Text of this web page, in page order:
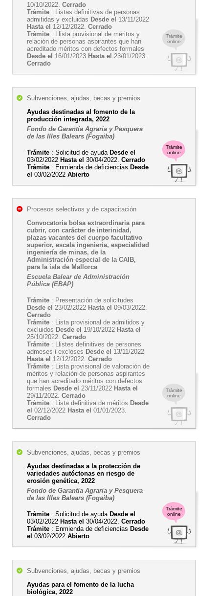
Trámite
online
10/10/2022. Cerrado
Trámite : Listas definitivas de personas
admitidas y excluidas Desde el 13/11/2022
Hasta el 12/12/2022. Cerrado
Trámite : Llista provisional de méritos y
relación de personas aspirantes que han
acreditado méritos con defectos formales
Desde el 16/01/2023 Hasta el 23/01/2023.
Cerrado
Trámite
online
Subvenciones, ajudas, becas y premios
Ayudas destinadas al fomento de la
producción integrada, 2022
Fondo de Garantía Agraria y Pesquera
de las Illes Balears (Fogaiba)
Trámite : Solicitud de ayuda Desde el
03/02/2022 Hasta el 30/04/2022. Cerrado
Trámite : Enmienda de deficiencias Desde
el 03/02/2022 Abierto
Trámite
online
Procesos selectivos y de capacitación
Convocatoria bolsa extraordinaria para
cubrir, con carácter de interinidad,
plazas vacantes del cuerpo facultativo
superior, escala ingeniería, especialidad
ingeniería de minas, de la
Administración especial de la CAIB,
para la isla de Mallorca
Escuela Balear de Administración
Pública (EBAP)
Trámite : Presentación de solicitudes
Desde el 23/02/2022 Hasta el 09/03/2022.
Cerrado
Trámite : Lista provisional de admitidos y
excluidos Desde el 19/10/2022 Hasta el
25/10/2022. Cerrado
Trámite : Llistes definitives de persones
admeses i excloses Desde el 13/11/2022
Hasta el 12/12/2022. Cerrado
Trámite : Lista provisional de valoración de
méritos y relación de personas aspirantes
que han acreditado méritos con defectos
formales Desde el 23/11/2022 Hasta el
29/11/2022. Cerrado
Trámite : Lista definitiva de méritos Desde
el 02/12/2022 Hasta el 01/01/2023.
Cerrado
Trámite
online
Subvenciones, ajudas, becas y premios
Ayudas destinadas a la protección de
variedades autóctonas en riesgo de
erosión genética, 2022
Fondo de Garantía Agraria y Pesquera
de las Illes Balears (Fogaiba)
Trámite : Solicitud de ayuda Desde el
03/02/2022 Hasta el 30/04/2022. Cerrado
Trámite : Enmienda de deficiencias Desde
el 03/02/2022 Abierto
Subvenciones, ajudas, becas y premios
Ayudas para el fomento de la lucha
biológica, 2022